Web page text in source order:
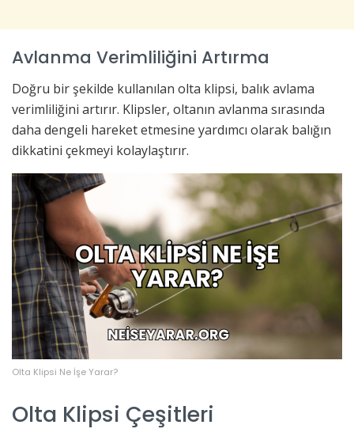
Avlanma Verimliliğini Artırma
Doğru bir şekilde kullanılan olta klipsi, balık avlama
verimliliğini artırır. Klipsler, oltanın avlanma sırasında
daha dengeli hareket etmesine yardımcı olarak balığın
dikkatini çekmeyi kolaylaştırır.
Olta Klipsi Ne İşe Yarar?
Olta Klipsi Çeşitleri